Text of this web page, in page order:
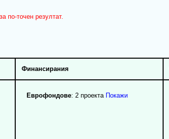
по-точен резултат.
Финансирания
Еврофондове: 2 проекта Покажи